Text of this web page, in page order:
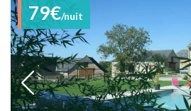
79€/nuit